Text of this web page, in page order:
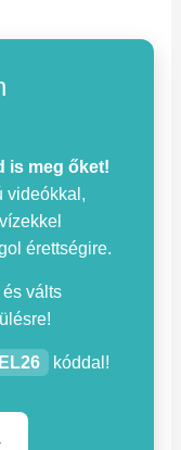
is meg őket!
videókkal,
érettségire.
válts
kóddal!